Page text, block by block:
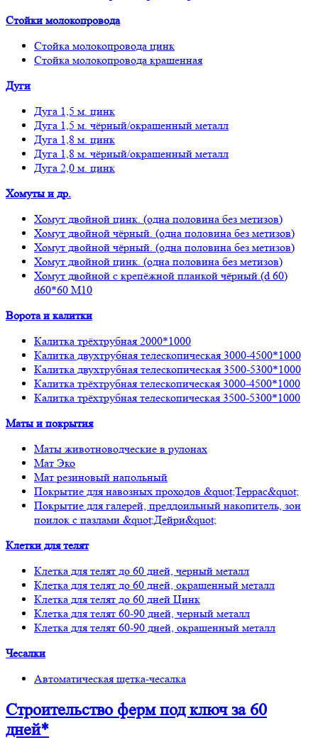
Стойки молокопровода
Стойка молокопровода цинк
Стойка молокопровода крашенная
Дуги
Дуга 1,5 м. цинк
Дуга 1,5 м. чёрный/окрашенный металл
Дуга 1,8 м. цинк
Дуга 1,8 м. чёрный/окрашенный металл
Дуга 2,0 м. цинк
Хомуты и др.
Хомут двойной цинк. (одна половина без метизов)
Хомут двойной чёрный. (одна половина без метизов)
Хомут двойной чёрный. (одна половина без метизов)
Хомут двойной цинк. (одна половина без метизов)
Хомут двойной с крепёжной планкой чёрный.(d 60)
d60*60 М10
Ворота и калитки
Калитка трёхтрубная 2000*1000
Калитка двухтрубная телескопическая 3000-4500*1000
Калитка двухтрубная телескопическая 3500-5300*1000
Калитка трёхтрубная телескопическая 3000-4500*1000
Калитка трёхтрубная телескопическая 3500-5300*1000
Маты и покрытия
Маты животноводческие в рулонах
Мат Эко
Мат резиновый напольный
Покрытие для навозных проходов &quot;Террас&quot;
Покрытие для галерей, преддоильный накопитель, зон
поилок с пазлами &quot;Дейри&quot;
Клетки для телят
Клетка для телят до 60 дней, черный металл
Клетка для телят до 60 дней, окрашенный металл
Клетка для телят до 60 дней Цинк
Клетка для телят 60-90 дней, черный металл
Клетка для телят 60-90 дней, окрашенный металл
Чесалки
Автоматическая щетка-чесалка
Строительство фермпод ключ за 60
дней*